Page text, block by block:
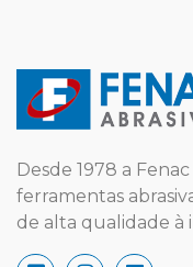
Desde 1978 a
ferramentas
de alta qualidade à